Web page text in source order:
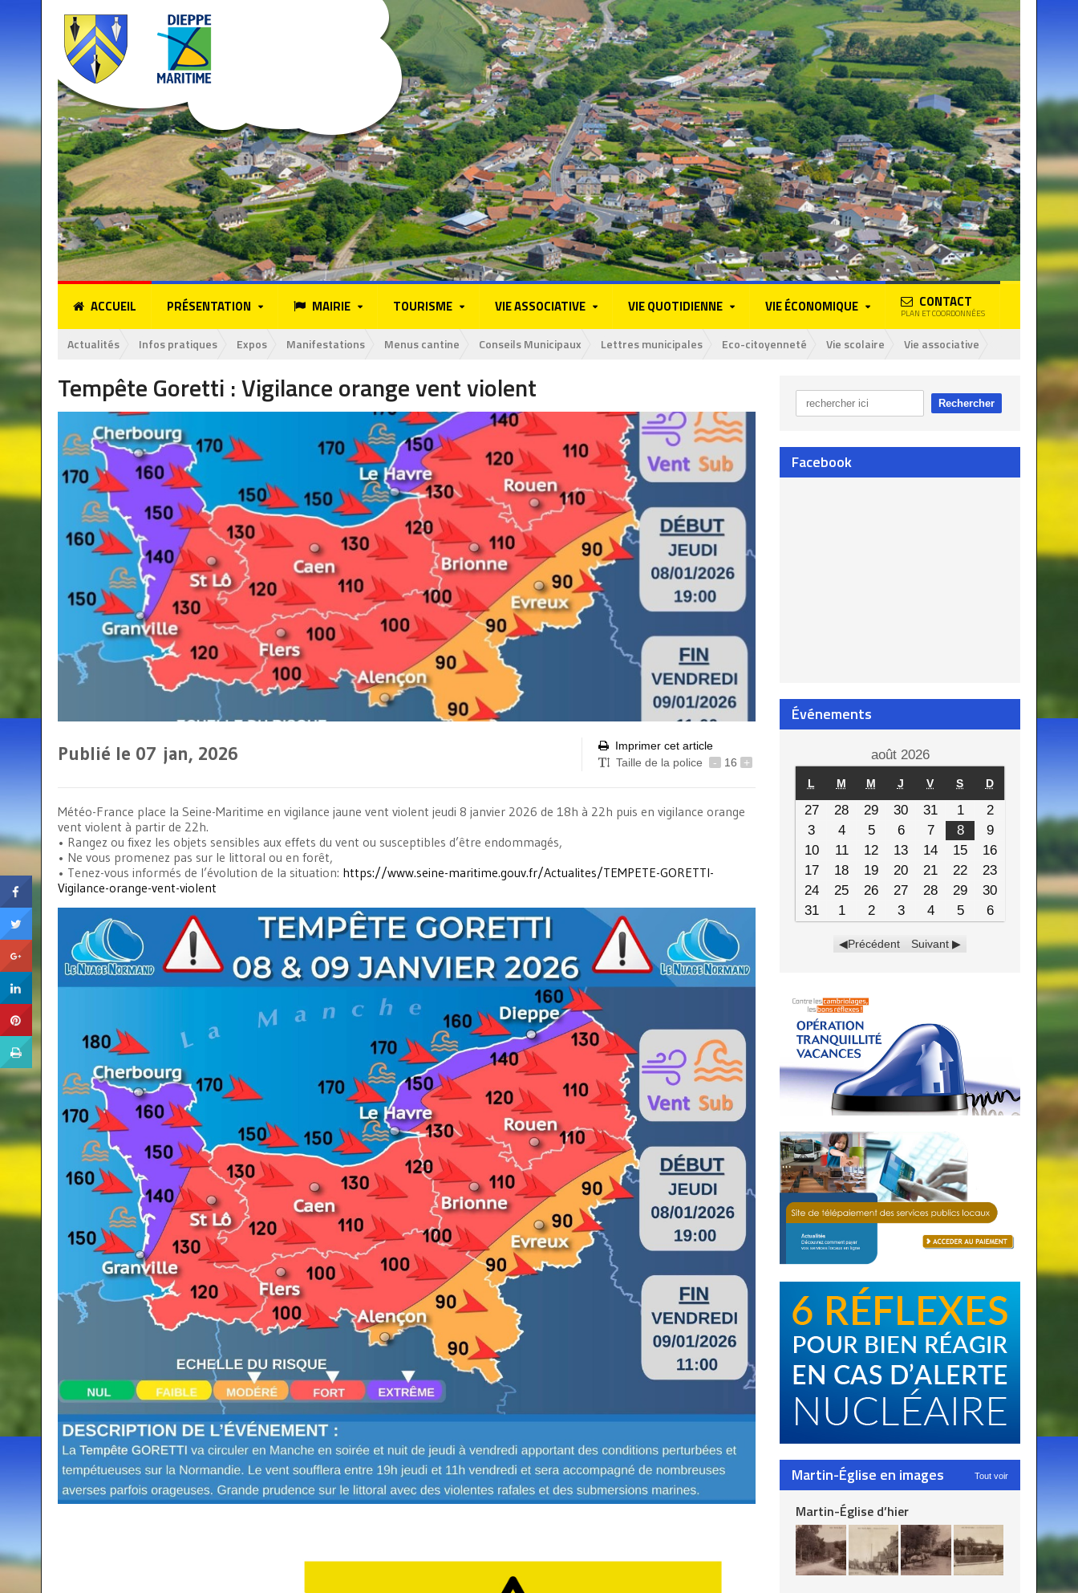
ACCUEIL PRÉSENTATION MAIRIE TOURISME VIE ASSOCIATIVE VIE QUOTIDIENNE VIE ÉCONOMIQUE CONTACT
PLAN ET COORDONNÉES
Actualités Infos pratiques Expos Manifestations Menus cantine Conseils Municipaux Lettres municipales Eco-citoyenneté Vie scolaire Vie associative
Tempête Goretti : Vigilance orange vent violent
Publié le 07 jan, 2026
Imprimer cet article
Taille de la police
- 16 +
Météo-France place la Seine-Maritime en vigilance jaune vent violent jeudi 8 janvier 2026 de 18h à 22h puis en vigilance orange
vent violent à partir de 22h.
• Rangez ou fixez les objets sensibles aux effets du vent ou susceptibles d’être endommagés,
• Ne vous promenez pas sur le littoral ou en forêt,
• Tenez-vous informés de l’évolution de la situation: https://www.seine-maritime.gouv.fr/Actualites/TEMPETE-GORETTI-
Vigilance-orange-vent-violent
Facebook
Événements
août 2026
L M M J V S D
27 28 29 30 31 1
2
3
4 5 6 7 8
9
10
11 12 13 14 15
16
17
18 19 20 21 22
23
24
25 26 27 28 29
30
31
1 2 3 4 5 6
Précédent Suivant
Martin-Église en images Tout voir
Martin-Église d’hier